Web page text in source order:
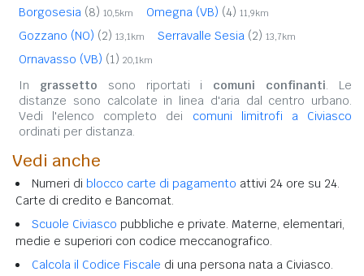
Borgosesia (8) 10,5km Omegna (VB) (4) 11,9km
Gozzano (NO) (2) 13,1km Serravalle Sesia (2) 13,7km
Ornavasso (VB) (1) 20,1km
In grassetto sono riportati i comuni confinanti. Le
distanze sono calcolate in linea d'aria dal centro urbano.
Vedi l'elenco completo dei comuni limitrofi a Civiasco
ordinati per distanza.
Vedi anche
Numeri di blocco carte di pagamento attivi 24 ore su 24.
Carte di credito e Bancomat.
Scuole Civiasco pubbliche e private. Materne, elementari,
medie e superiori con codice meccanografico.
Calcola il Codice Fiscale di una persona nata a Civiasco.